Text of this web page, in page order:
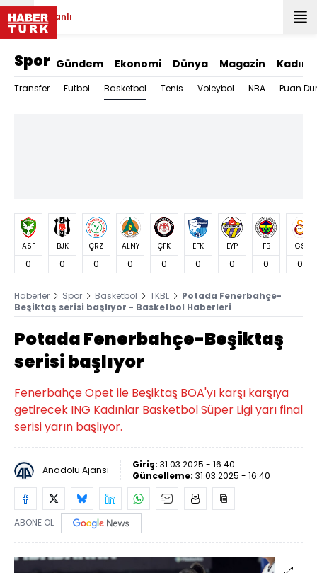
Canlı
Spor Gündem Ekonomi Dünya Magazin Kadın
Transfer Futbol Basketbol Tenis Voleybol NBA Puan
ASF
0
BJK
0
ÇRZ
0
ALNY
0
ÇFK
0
EFK
0
EYP
0
FB
0
GS
0
Haberler Spor Basketbol TKBL
Potada Fenerbahçe-
Beşiktaş serisi başlıyor - Basketbol Haberleri
Potada Fenerbahçe-Beşiktaş
serisi başlıyor
Fenerbahçe Opet ile Beşiktaş BOA'yı karşı karşıya
getirecek ING Kadınlar Basketbol Süper Ligi yarı final
serisi yarın başlıyor.
Anadolu Ajansı Giriş: 31.03.2025 - 16:40
Güncelleme: 31.03.2025 - 16:40
ABONE OL